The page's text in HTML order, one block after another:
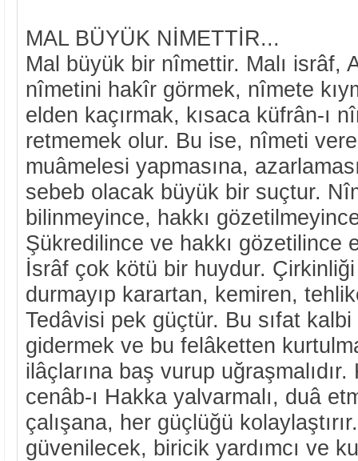
MAL BÜYÜK NİMETTİR...
Mal büyük bir nîmettir. Malı isrâf,
nîmetini hakîr görmek, nîmete
elden kaçırmak, kısaca küfrân-ı
retmemek olur. Bu ise, nîmeti
muâmelesi yapmasına,
sebeb olacak büyük bir suçtur.
bilinmeyince, hakkı
Şükredilince ve hakkı gözetilince
İsrâf çok kötü bir huydur.
durmayıp karartan, kemiren,
Tedâvisi pek güçtür. Bu sıfat
gidermek ve bu felâketten
ilâçlarına baş vurup
cenâb-ı Hakka yalvarmalı, duâ
çalışana, her güçlüğü
güvenilecek, biricik yardımcı ve